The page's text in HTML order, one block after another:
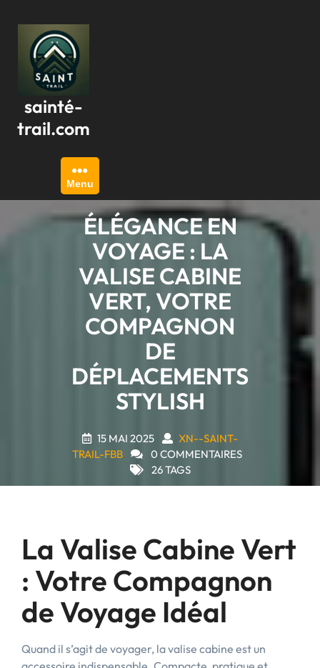
contenu
sainté-
trail.com
Menu
ÉLÉGANCE EN
VOYAGE : LA
VALISE CABINE
VERT, VOTRE
COMPAGNON
DE
DÉPLACEMENTS
STYLISH
15 MAI 2025
XN--SAINT-
TRAIL-FBB
0 COMMENTAIRES
26 TAGS
La Valise Cabine Vert
: Votre Compagnon
de Voyage Idéal
Quand il s’agit de voyager, la valise cabine est un